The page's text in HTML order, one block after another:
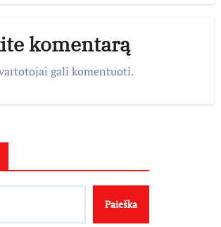
komentarą
gali komentuoti.
Paieška